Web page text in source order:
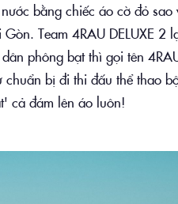
bằng chiếc áo cờ đỏ
Team 4RAU DELUXE 2
phông bạt thì gọi tên
bị đi thi đấu thể thao
cả đám lên áo luôn!